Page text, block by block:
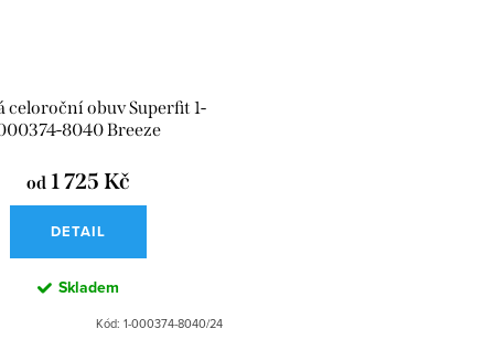
celoroční obuv Superfit 1-
8040 Breeze
od1 725 Kč
DETAIL
Skladem
Kód: 1-000374-8040/24